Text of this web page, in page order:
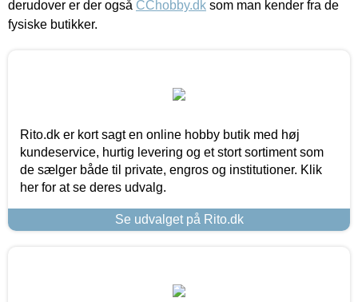
derudover er der også CChobby.dk som man kender fra de
fysiske butikker.
Rito.dk er kort sagt en online hobby butik med høj
kundeservice, hurtig levering og et stort sortiment som
de sælger både til private, engros og institutioner. Klik
her for at se deres udvalg.
Se udvalget på Rito.dk